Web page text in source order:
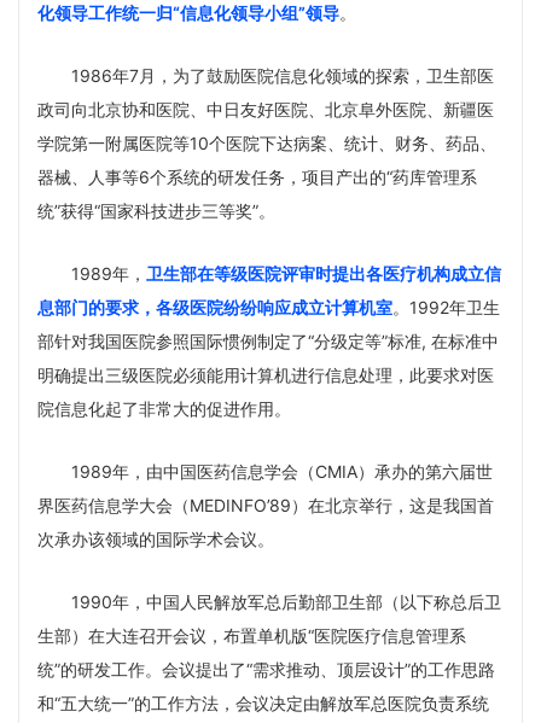
化领导工作统一归“信息化领导小组”领导。
1986年7月，为了鼓励医院信息化领域的探索，卫生部医
政司向北京协和医院、中日友好医院、北京阜外医院、新疆医
学院第一附属医院等10个医院下达病案、统计、财务、药品、
器械、人事等6个系统的研发任务，项目产出的“药库管理系
统”获得“国家科技进步三等奖”。
1989年， 卫生部在等级医院评审时提出各医疗机构成立信
息部门的要求，各级医院纷纷响应成立计算机室。1992年卫生
部针对我国医院参照国际惯例制定了“分级定等”标准, 在标准中
明确提出三级医院必须能用计算机进行信息处理，此要求对医
院信息化起了非常大的促进作用。
1989年，由中国医药信息学会（CMIA）承办的第六届世
界医药信息学大会（MEDINFO’89）在北京举行，这是我国首
次承办该领域的国际学术会议。
1990年，中国人民解放军总后勤部卫生部（以下称总后卫
生部）在大连召开会议，布置单机版“医院医疗信息管理系
统”的研发工作。会议提出了“需求推动、顶层设计”的工作思路
和“五大统一”的工作方法，会议决定由解放军总医院负责系统